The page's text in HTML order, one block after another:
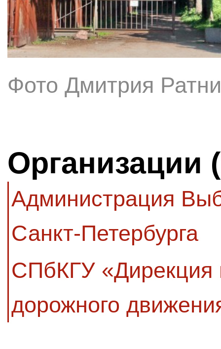
Фото Дмитрия
Организации
Администрация
Санкт-Петербурга
СПбКГУ «Дирекция
дорожного